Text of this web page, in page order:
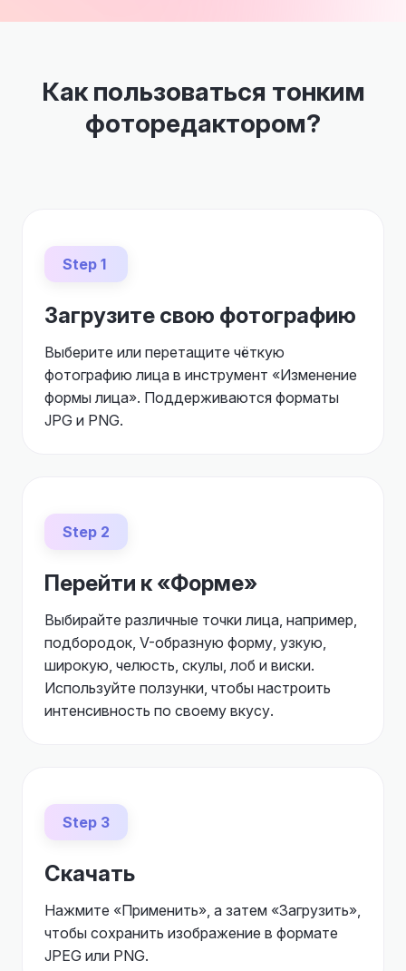
Как пользоваться тонким
фоторедактором?
Step 1
Загрузите свою фотографию
Выберите или перетащите чёткую
фотографию лица в инструмент «Изменение
формы лица». Поддерживаются форматы
JPG и PNG.
Step 2
Перейти к «Форме»
Выбирайте различные точки лица, например,
подбородок, V-образную форму, узкую,
широкую, челюсть, скулы, лоб и виски.
Используйте ползунки, чтобы настроить
интенсивность по своему вкусу.
Step 3
Скачать
Нажмите «Применить», а затем «Загрузить»,
чтобы сохранить изображение в формате
JPEG или PNG.